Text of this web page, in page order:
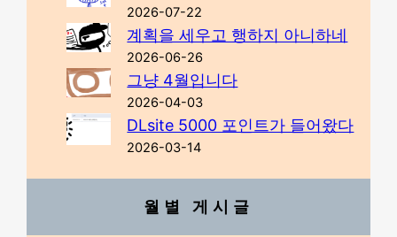
2026-07-22
계획을 세우고 행하지 아니하네
2026-06-26
그냥 4월입니다
2026-04-03
DLsite 5000 포인트가 들어왔다
2026-03-14
월별 게시글